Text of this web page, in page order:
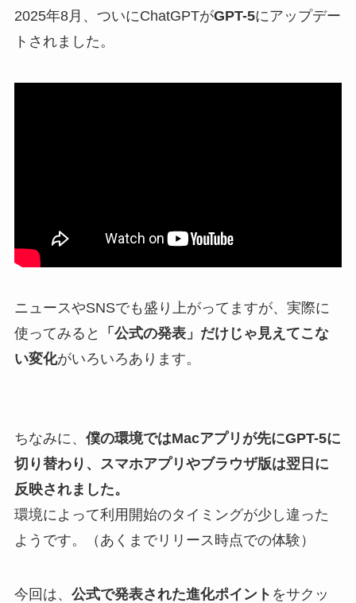
2025年8月、ついにChatGPTがGPT-5にアップデー
トされました。
ニュースやSNSでも盛り上がってますが、実際に
使ってみると
「公式の発表」だけじゃ見えてこな
い変化がいろいろあります。
ちなみに、 僕の環境ではMacアプリが先にGPT-5に
切り替わり、スマホアプリやブラウザ版は翌日に
反映されました。
環境によって利用開始のタイミングが少し違った
ようです。（あくまでリリース時点での体験）
今回は、 公式で発表された進化ポイント をサクッ